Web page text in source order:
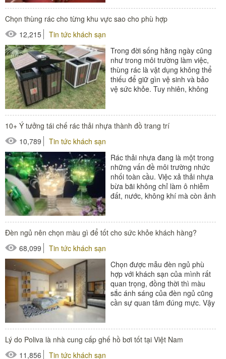
#thiết bị buồng phòng
Chọn thùng rác cho từng khu vực sao cho phù hợp
12,215
Tin tức khách sạn
Trong đời sống hằng ngày cũng
như trong môi trường làm việc,
thùng rác là vật dụng không thể
thiếu để giữ gìn vệ sinh và bảo
vệ sức khỏe. Tuy nhiên, không
#thùng rác
10+ Ý tưởng tái chế rác thải nhựa thành đồ trang trí
10,789
Tin tức khách sạn
Rác thải nhựa đang là một trong
những vấn đề môi trường nhức
nhối toàn cầu. Việc xả thải nhựa
bừa bãi không chỉ làm ô nhiễm
đất, nước, không khí mà còn ảnh
Đèn ngủ nên chọn màu gì để tốt cho sức khỏe khách hàng?
68,099
Tin tức khách sạn
Chọn được mẫu đèn ngủ phù
hợp với khách sạn của mình rất
quan trọng, đồng thời thì màu
sắc ánh sáng của đèn ngủ cũng
cần sự quan tâm đúng mực. Vậy
#thiết bị buồng phòng
Lý do Poliva là nhà cung cấp ghế hồ bơi tốt tại Việt Nam
11,856
Tin tức khách sạn